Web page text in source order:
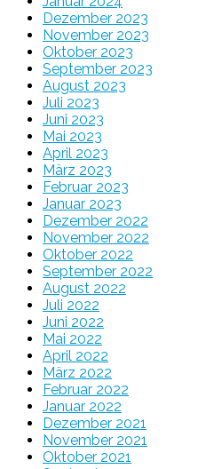
Dezember 2023
November 2023
Oktober 2023
September 2023
August 2023
Juli 2023
Juni 2023
Mai 2023
April 2023
März 2023
Februar 2023
Januar 2023
Dezember 2022
November 2022
Oktober 2022
September 2022
August 2022
Juli 2022
Juni 2022
Mai 2022
April 2022
März 2022
Februar 2022
Januar 2022
Dezember 2021
November 2021
Oktober 2021